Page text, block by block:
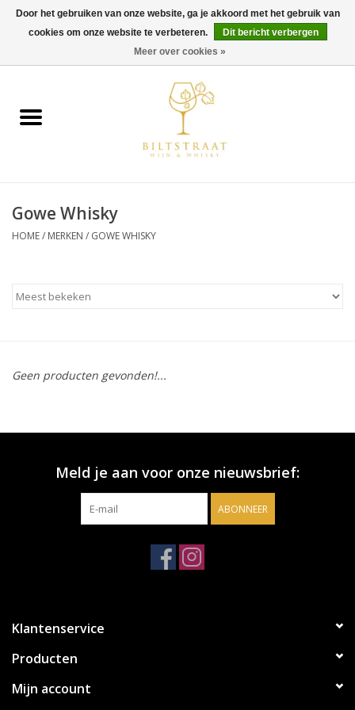
0 Artikelen - €0,00
Wijn
Gin & Tonic
Gedestilleerd
Accessoires
Relatiegeschenken
Gowe Whisky
HOME/ MERKEN / GOWE WHISKY
Geen producten gevonden!...
Meld je aan voor onze nieuwsbrief:
ABONNEER
Klantenservice
Producten
Mijn account
Door het gebruiken van onze website, ga je akkoord met het gebruik van
cookies om onze website te verbeteren.
Dit bericht verbergen
Meer over cookies »